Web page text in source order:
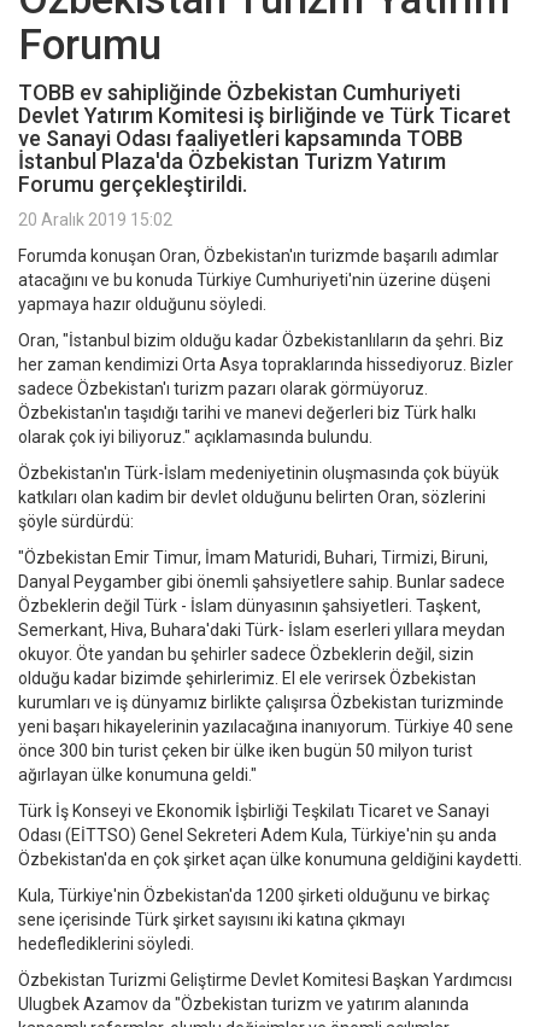
Forumu
TOBB ev sahipliğinde Özbekistan Cumhuriyeti
Devlet Yatırım Komitesi iş birliğinde ve Türk Ticaret
ve Sanayi Odası faaliyetleri kapsamında TOBB
İstanbul Plaza'da Özbekistan Turizm Yatırım
Forumu gerçekleştirildi.
20 Aralık 2019 15:02
Forumda konuşan Oran, Özbekistan'ın turizmde başarılı adımlar
atacağını ve bu konuda Türkiye Cumhuriyeti'nin üzerine düşeni
yapmaya hazır olduğunu söyledi.
Oran, "İstanbul bizim olduğu kadar Özbekistanlıların da şehri. Biz
her zaman kendimizi Orta Asya topraklarında hissediyoruz. Bizler
sadece Özbekistan'ı turizm pazarı olarak görmüyoruz.
Özbekistan'ın taşıdığı tarihi ve manevi değerleri biz Türk halkı
olarak çok iyi biliyoruz." açıklamasında bulundu.
Özbekistan'ın Türk-İslam medeniyetinin oluşmasında çok büyük
katkıları olan kadim bir devlet olduğunu belirten Oran, sözlerini
şöyle sürdürdü:
"Özbekistan Emir Timur, İmam Maturidi, Buhari, Tirmizi, Biruni,
Danyal Peygamber gibi önemli şahsiyetlere sahip. Bunlar sadece
Özbeklerin değil Türk - İslam dünyasının şahsiyetleri. Taşkent,
Semerkant, Hiva, Buhara'daki Türk- İslam eserleri yıllara meydan
okuyor. Öte yandan bu şehirler sadece Özbeklerin değil, sizin
olduğu kadar bizimde şehirlerimiz. El ele verirsek Özbekistan
kurumları ve iş dünyamız birlikte çalışırsa Özbekistan turizminde
yeni başarı hikayelerinin yazılacağına inanıyorum. Türkiye 40 sene
önce 300 bin turist çeken bir ülke iken bugün 50 milyon turist
ağırlayan ülke konumuna geldi."
Türk İş Konseyi ve Ekonomik İşbirliği Teşkilatı Ticaret ve Sanayi
Odası (EİTTSO) Genel Sekreteri Adem Kula, Türkiye'nin şu anda
Özbekistan'da en çok şirket açan ülke konumuna geldiğini kaydetti.
Kula, Türkiye'nin Özbekistan'da 1200 şirketi olduğunu ve birkaç
sene içerisinde Türk şirket sayısını iki katına çıkmayı
hedeflediklerini söyledi.
Özbekistan Turizmi Geliştirme Devlet Komitesi Başkan Yardımcısı
Ulugbek Azamov da "Özbekistan turizm ve yatırım alanında